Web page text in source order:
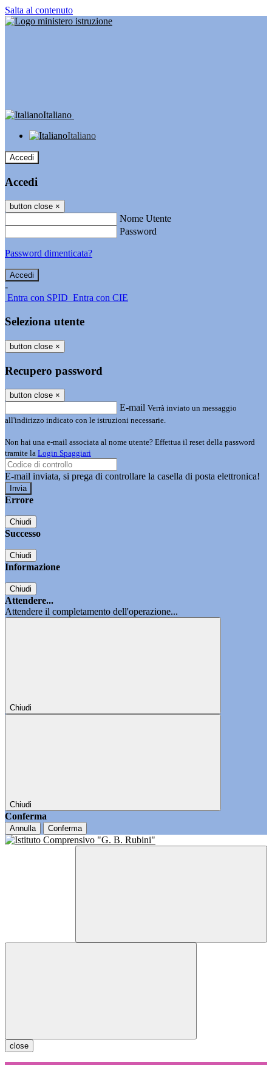
Salta al contenuto
Italiano
Italiano
Accedi
Accedi
button close ×
Nome Utente
Password
Password dimenticata?
-
Entra con SPID Entra con CIE
Seleziona utente
button close ×
Recupero password
button close ×
E-mail Verrà inviato un messaggio
all'indirizzo indicato con le istruzioni necessarie.
Non hai una e-mail associata al nome utente? Effettua il reset della password
tramite la Login Spaggiari
E-mail inviata, si prega di controllare la casella di posta elettronica!
Errore
Chiudi
Successo
Chiudi
Informazione
Chiudi
Attendere...
Attendere il completamento dell'operazione...
Chiudi
Chiudi
Conferma
Annulla Conferma
close